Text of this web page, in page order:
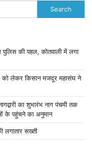
Search
पुलिस की पहल, कोतवाली में लगा
को लेकर किसान मजदूर महासंघ ने
का शुभारंभ नाग पंचमी तक
के पहुंचने का अनुमान
लगातार सख्ती